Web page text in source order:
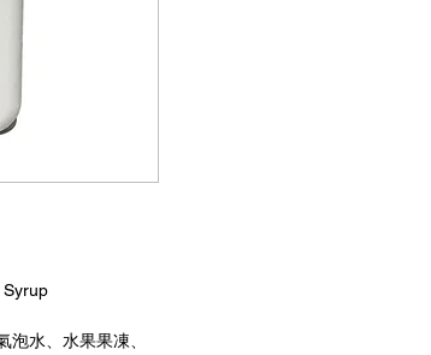
Syrup
水、水果果凍、